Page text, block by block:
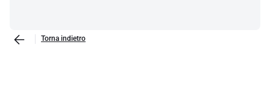
Torna indietro